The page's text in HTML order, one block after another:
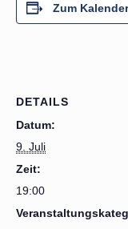
Zum
DETAILS
Datum:
9. Juli
Zeit:
19:00